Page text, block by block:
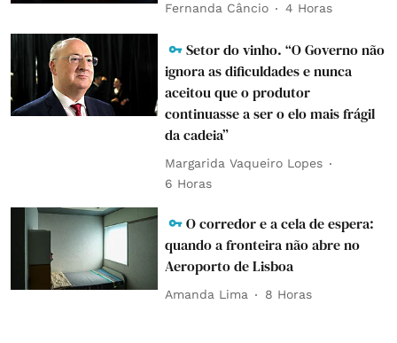
Fernanda Câncio 4 Horas
Setor do vinho. “O Governo não
ignora as dificuldades e nunca
aceitou que o produtor
continuasse a ser o elo mais frágil
da cadeia”
Margarida Vaqueiro Lopes
6 Horas
O corredor e a cela de espera:
quando a fronteira não abre no
Aeroporto de Lisboa
Amanda Lima 8 Horas